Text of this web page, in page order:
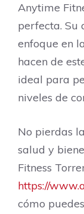
Anytime
perfecta. Su
enfoque en
hacen de
ideal para
niveles de
No pierdas
salud y
Fitness
https://
cómo